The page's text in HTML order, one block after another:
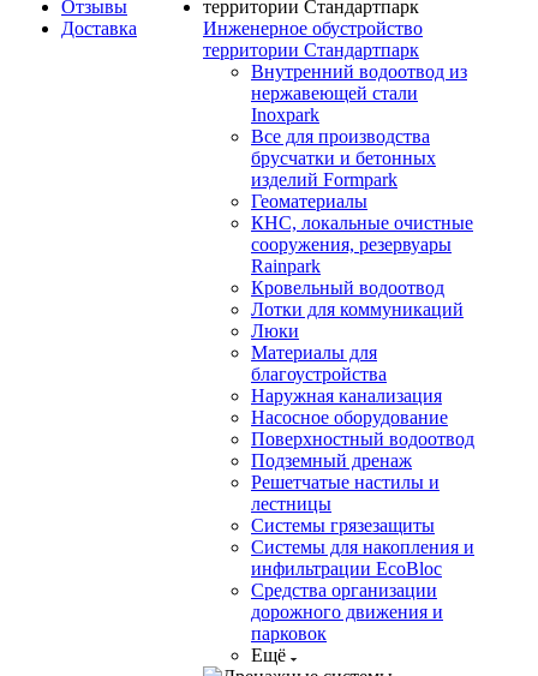
Отзывы
Доставка
Инженерное обустройство
территории Стандартпарк
Внутренний водоотвод из
нержавеющей стали
Inoxpark
Все для производства
брусчатки и бетонных
изделий Formpark
Геоматериалы
КНС, локальные очистные
сооружения, резервуары
Rainpark
Кровельный водоотвод
Лотки для коммуникаций
Люки
Материалы для
благоустройства
Наружная канализация
Насосное оборудование
Поверхностный водоотвод
Подземный дренаж
Решетчатые настилы и
лестницы
Системы грязезащиты
Системы для накопления и
инфильтрации EcoBloc
Средства организации
дорожного движения и
парковок
Ещё